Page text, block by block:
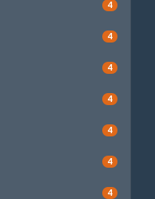
4
4
4
4
4
4
4